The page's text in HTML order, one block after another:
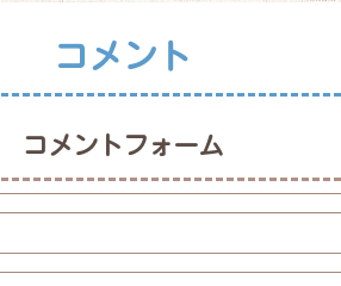
コメント
コメントフォーム